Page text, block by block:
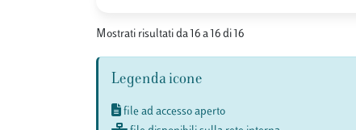
Mostrati risultati da 16 a 16 di 16
Legenda icone
file ad accesso aperto